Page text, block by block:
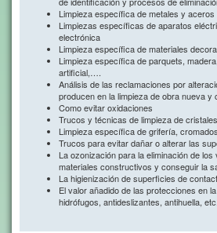
Limpieza específica de metales y aceros
Limpiezas específicas de aparatos
electrónica
Limpieza específica de materiales
Limpieza específica de parquets,
artificial,….
Análisis de las reclamaciones por
producen en la limpieza de obra nueva y
Como evitar oxidaciones
Trucos y técnicas de limpieza de
Limpieza específica de grifería,
Trucos para evitar dañar o alterar las
La ozonización para la eliminación de los
materiales constructivos y conseguir la
La higienización de superficies de
El valor añadido de las protecciones en
hidrófugos, antideslizantes, antihuella, etc.